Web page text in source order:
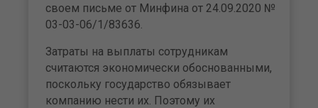
своем письме от Минфина от 24.09.2020 №
03-03-06/1/83636.
Затраты на выплаты сотрудникам
считаются экономически обоснованными,
поскольку государство обязывает
компанию нести их. Поэтому их